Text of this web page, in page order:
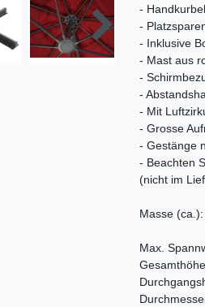
-
-
- Inklusive
- Mast aus
-
-
- Mit
- Grosse
- Gestänge
- Beachten
(nicht im
Masse (ca.):
Max.